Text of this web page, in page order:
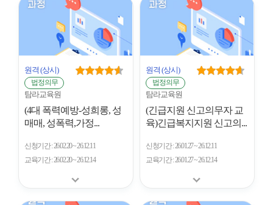
원격 (상시)
법정의무
탐라교육원
(4대 폭력예방-성희롱, 성
매매, 성폭력,가정...
신청기간 26.02.20 ~ 26.12.11
교육기간 26.02.20 ~ 26.12.14
원격 (상시)
법정의무
탐라교육원
(긴급지원 신고의무자 교
육)긴급복지지원 신고의...
신청기간 26.01.27 ~ 26.12.11
교육기간 26.01.27 ~ 26.12.14